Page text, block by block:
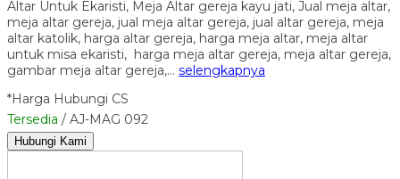
Altar Untuk Ekaristi, Meja Altar gereja kayu jati, Jual meja altar,
meja altar gereja, jual meja altar gereja, jual altar gereja, meja
altar katolik, harga altar gereja, harga meja altar, meja altar
untuk misa ekaristi, harga meja altar gereja, meja altar gereja,
gambar meja altar gereja,… selengkapnya
*Harga Hubungi CS
Tersedia / AJ-MAG 092
Hubungi Kami